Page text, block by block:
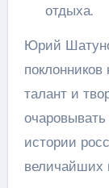
отдыха.
Юрий
талант и
истории
величайших